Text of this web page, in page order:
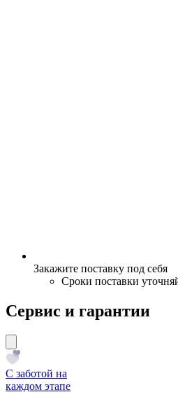
Закажите поставку под себя
Сроки поставки
Сервис и гарантии
С заботой на
каждом этапе